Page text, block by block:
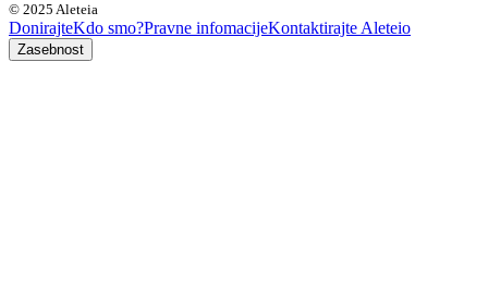
© 2025 Aleteia
DonirajteKdo smo?Pravne infomacijeKontaktirajte Aleteio
Zasebnost